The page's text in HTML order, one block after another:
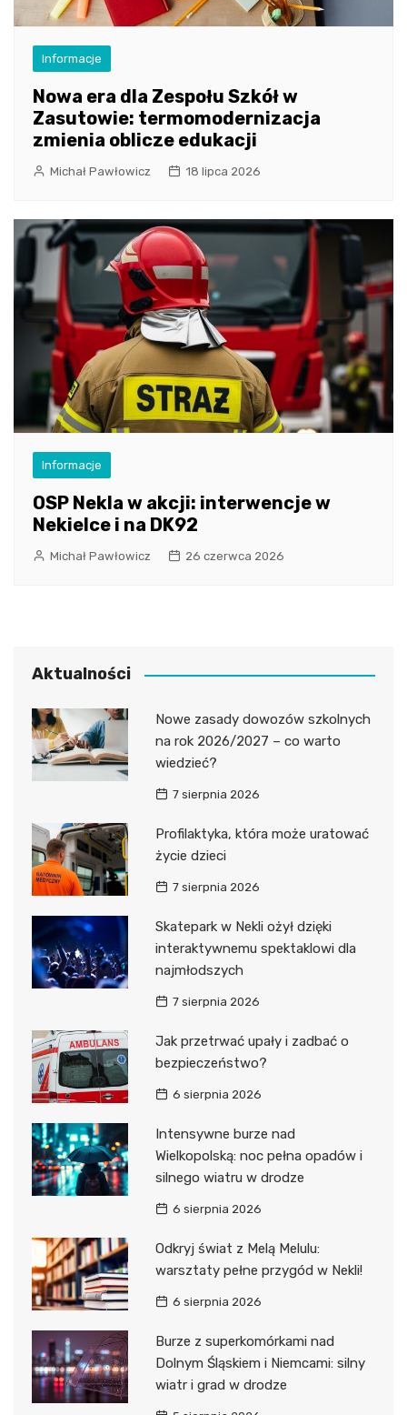
Informacje
Nowa era dla Zespołu Szkół w
Zasutowie: termomodernizacja
zmienia oblicze edukacji
Michał Pawłowicz 18 lipca 2026
Informacje
OSP Nekla w akcji: interwencje w
Nekielce i na DK92
Michał Pawłowicz 26 czerwca 2026
Aktualności
Nowe zasady dowozów szkolnych
na rok 2026/2027 – co warto
wiedzieć?
7 sierpnia 2026
Profilaktyka, która może uratować
życie dzieci
7 sierpnia 2026
Skatepark w Nekli ożył dzięki
interaktywnemu spektaklowi dla
najmłodszych
7 sierpnia 2026
Jak przetrwać upały i zadbać o
bezpieczeństwo?
6 sierpnia 2026
Intensywne burze nad
Wielkopolską: noc pełna opadów i
silnego wiatru w drodze
6 sierpnia 2026
Odkryj świat z Melą Melulu:
warsztaty pełne przygód w Nekli!
6 sierpnia 2026
Burze z superkomórkami nad
Dolnym Śląskiem i Niemcami: silny
wiatr i grad w drodze